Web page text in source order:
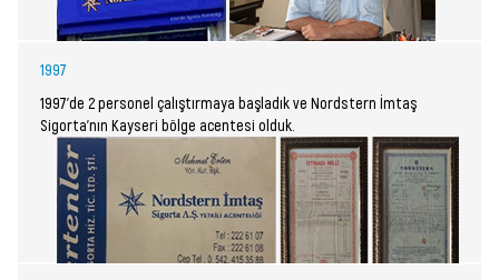
1997
1997’de 2 personel çalıştırmaya başladık ve Nordstern İmtaş
Sigorta’nın Kayseri bölge acentesi olduk.